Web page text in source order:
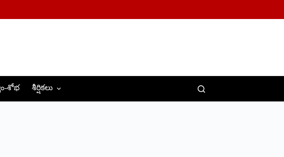
శోభ శీర్షికలు